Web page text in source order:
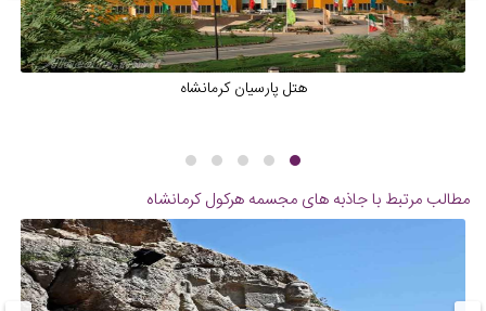
هتل پارسیان کرمانشاه
مطالب مرتبط با جاذبه های مجسمه هرکول کرمانشاه